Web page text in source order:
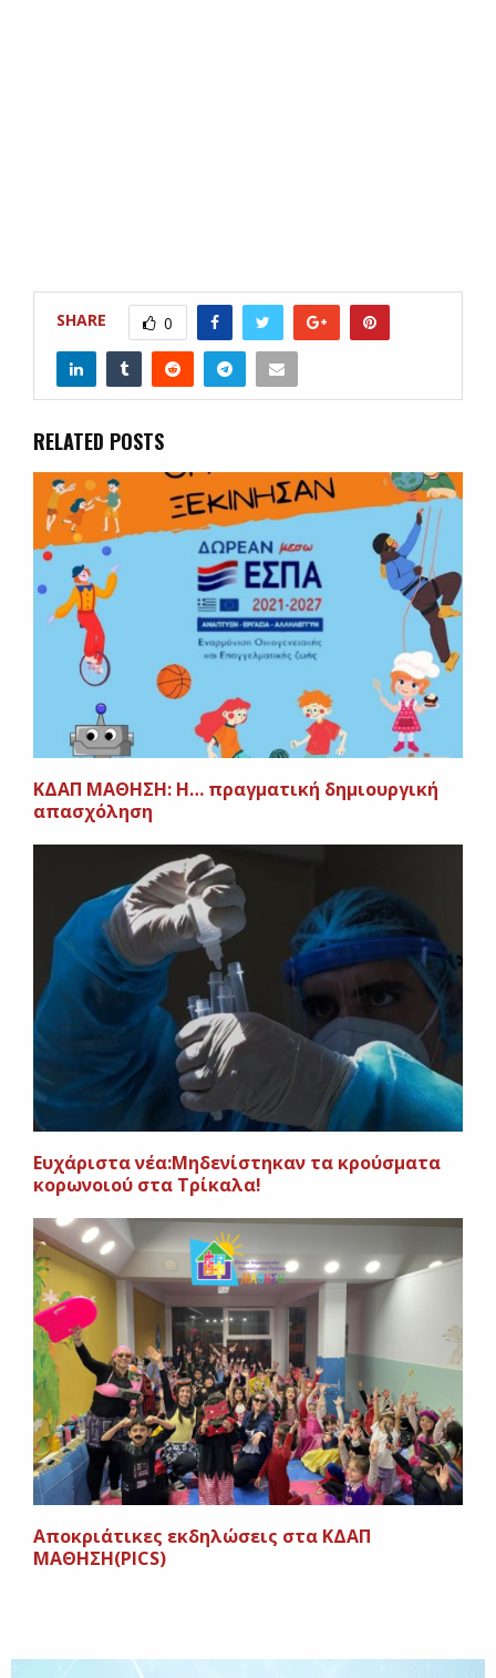
SHARE 0
RELATED POSTS
ΚΔΑΠ ΜΑΘΗΣΗ: Η… πραγματική δημιουργική
απασχόληση
Ευχάριστα νέα:Μηδενίστηκαν τα κρούσματα
κορωνοιού στα Τρίκαλα!
Aποκριάτικες εκδηλώσεις στα ΚΔΑΠ
ΜΑΘΗΣΗ(PICS)